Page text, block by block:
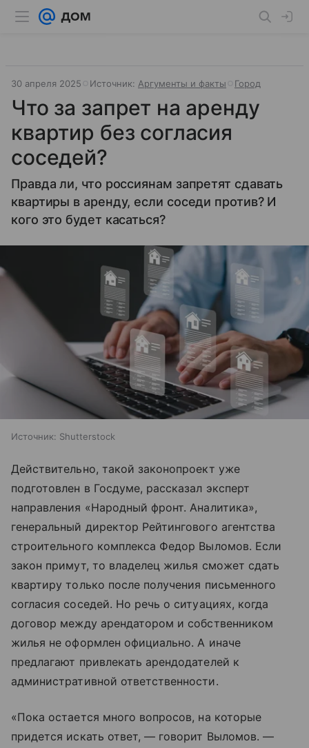
30 апреля 2025 Источник: Аргументы и факты Город
Что за запрет на аренду
квартир без согласия
соседей?
Правда ли, что россиянам запретят сдавать
квартиры в аренду, если соседи против? И
кого это будет касаться?
Источник: Shutterstock
Действительно, такой законопроект уже
подготовлен в Госдуме, рассказал эксперт
направления «Народный фронт. Аналитика»,
генеральный директор Рейтингового агентства
строительного комплекса Федор Выломов. Если
закон примут, то владелец жилья сможет сдать
квартиру только после получения письменного
согласия соседей. Но речь о ситуациях, когда
договор между арендатором и собственником
жилья не оформлен официально. А иначе
предлагают привлекать арендодателей к
административной ответственности.
«Пока остается много вопросов, на которые
придется искать ответ, — говорит Выломов. —